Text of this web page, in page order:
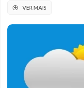
VER MAIS